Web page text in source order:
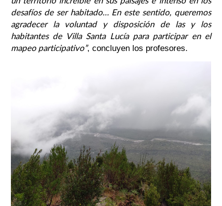
desafíos de ser habitado… En este sentido, queremos
agradecer la voluntad y disposición de las y los
habitantes de Villa Santa Lucía para participar en el
mapeo participativo”, concluyen los profesores.